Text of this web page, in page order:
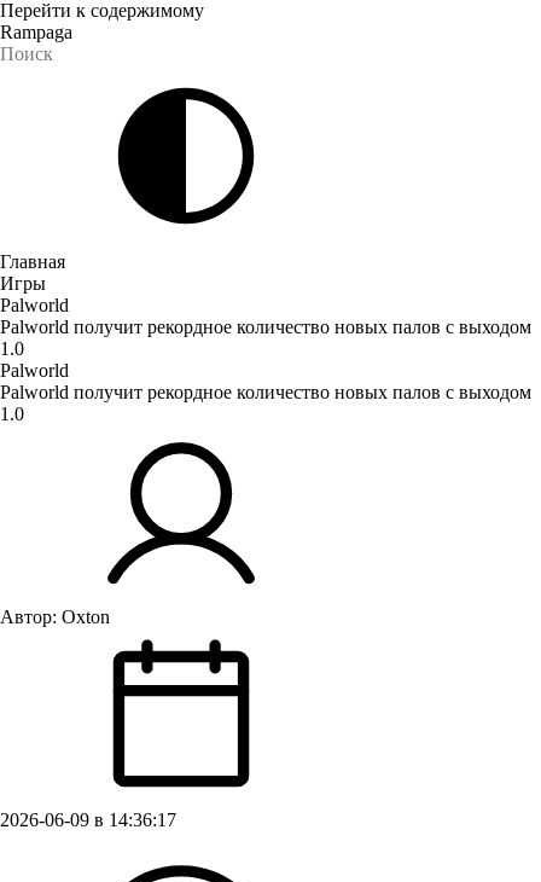
Перейти к содержимому
Rampaga
Главная
Игры
Palworld
Palworld получит рекордное количество новых палов с выходом
1.0
Palworld
Palworld получит рекордное количество новых палов с выходом
1.0
Автор: Oxton
2026-06-09 в 14:36:17